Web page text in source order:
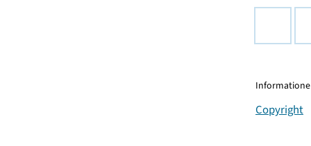
Copyright